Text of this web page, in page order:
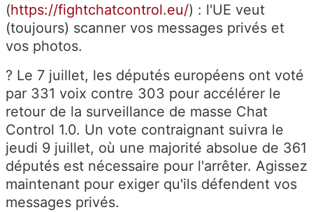
(https://fightchatcontrol.eu/) : l'UE veut
(toujours) scanner vos messages privés et
vos photos.
? Le 7 juillet, les députés européens ont voté
par 331 voix contre 303 pour accélérer le
retour de la surveillance de masse Chat
Control 1.0. Un vote contraignant suivra le
jeudi 9 juillet, où une majorité absolue de 361
députés est nécessaire pour l'arrêter. Agissez
maintenant pour exiger qu'ils défendent vos
messages privés.